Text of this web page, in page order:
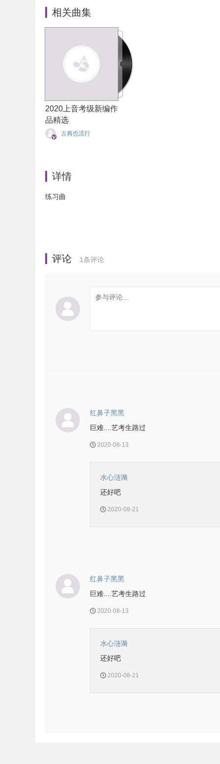
相关曲集
2020上音考级新编作
品精选
古典也流行
详情
练习曲
评论 1 条评论
红鼻子黑黑
巨难....艺考生路过
2020-08-13
水心涟漪
还好吧
2020-08-21
红鼻子黑黑
巨难....艺考生路过
2020-08-13
水心涟漪
还好吧
2020-08-21